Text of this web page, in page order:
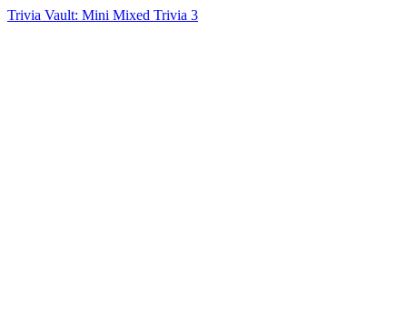
Trivia Vault: Mini Mixed Trivia 3